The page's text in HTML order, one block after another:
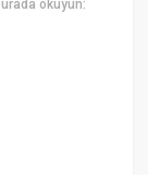
okuyun: